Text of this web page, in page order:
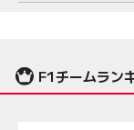
F1チームラン